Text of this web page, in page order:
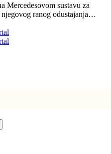
Mercedesovom sustavu za
ranog odustajanja…